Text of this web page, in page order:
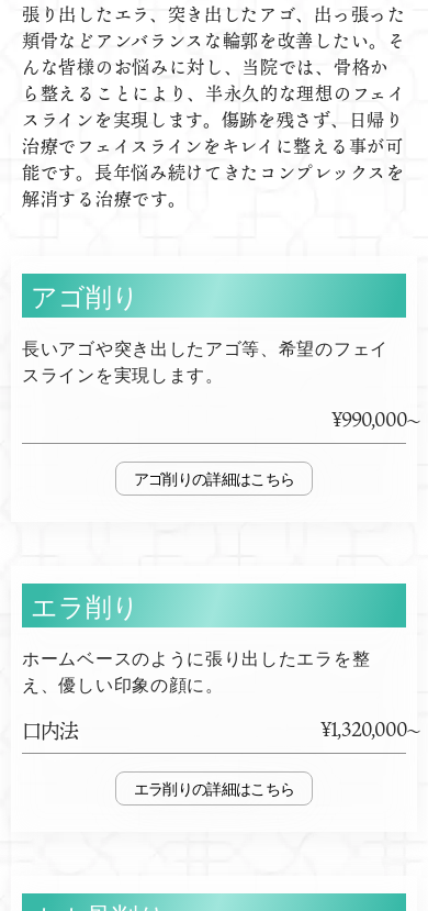
張り出したエラ、突き出したアゴ、出っ張った
頬骨などアンバランスな輪郭を改善したい。そ
んな皆様のお悩みに対し、当院では、骨格か
ら整えることにより、半永久的な理想のフェイ
スラインを実現します。傷跡を残さず、日帰り
治療でフェイスラインをキレイに整える事が可
能です。長年悩み続けてきたコンプレックスを
解消する治療です。
アゴ削り
長いアゴや突き出したアゴ等、希望のフェイ
スラインを実現します。
¥990,000
アゴ削り
エラ削り
ホームベースのように張り出したエラを整
え、優しい印象の顔に。
口内法 ¥1,320,000
エラ削り